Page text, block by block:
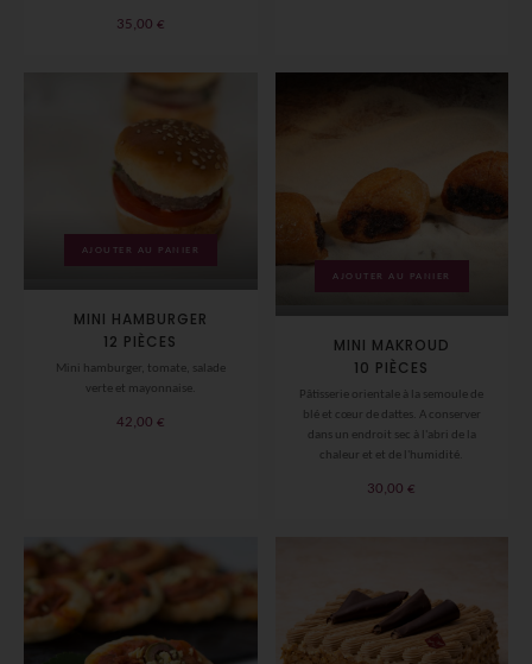
35,00 €
à
AJOUTER AU PANIER
MINI HAMBURGER
12 PIÈCES
Mini hamburger, tomate, salade
verte et mayonnaise.
42,00 €
AJOUTER AU PANIER
MINI MAKROUD
10 PIÈCES
Pâtisserie orientale à la semoule de
blé et cœur de dattes. A conserver
dans un endroit sec à l'abri de la
chaleur et et de l'humidité.
30,00€